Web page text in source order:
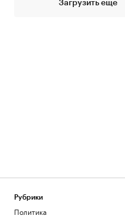
Загрузить еще
Рубрики
Политика